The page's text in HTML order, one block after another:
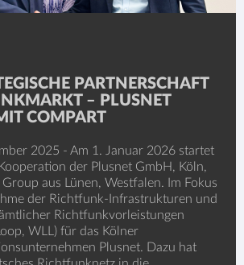
PARTNERSCHAFT
– PLUSNET
COMPART
2025 - Am 1. Januar 2026 startet
der Plusnet GmbH, Köln,
aus Lünen, Westfalen. Im Fokus
der Richtfunk-Infrastrukturen und
Richtfunkvorleistungen
WLL) für das Kölner
Plusnet. Dazu hat